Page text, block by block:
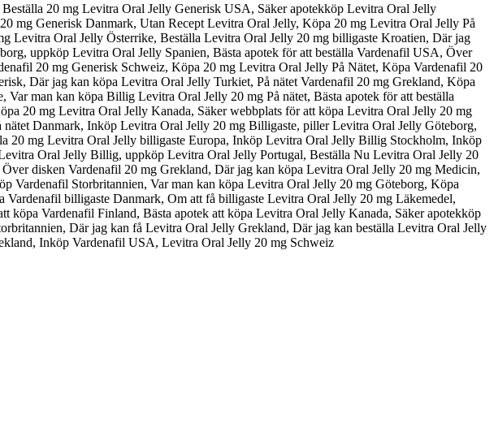
20 mg Levitra Oral Jelly Generisk USA, Säker apotekköp Levitra Oral Jelly
mg Generisk Danmark, Utan Recept Levitra Oral Jelly, Köpa 20 mg Levitra Oral Jelly På
Levitra Oral Jelly Österrike, Beställa Levitra Oral Jelly 20 mg billigaste Kroatien, Där jag
uppköp Levitra Oral Jelly Spanien, Bästa apotek för att beställa Vardenafil USA, Över
20 mg Generisk Schweiz, Köpa 20 mg Levitra Oral Jelly På Nätet, Köpa Vardenafil 20
Där jag kan köpa Levitra Oral Jelly Turkiet, På nätet Vardenafil 20 mg Grekland, Köpa
man kan köpa Billig Levitra Oral Jelly 20 mg På nätet, Bästa apotek för att beställa
20 mg Levitra Oral Jelly Kanada, Säker webbplats för att köpa Levitra Oral Jelly 20 mg
Danmark, Inköp Levitra Oral Jelly 20 mg Billigaste, piller Levitra Oral Jelly Göteborg,
mg Levitra Oral Jelly billigaste Europa, Inköp Levitra Oral Jelly Billig Stockholm, Inköp
Oral Jelly Billig, uppköp Levitra Oral Jelly Portugal, Beställa Nu Levitra Oral Jelly 20
disken Vardenafil 20 mg Grekland, Där jag kan köpa Levitra Oral Jelly 20 mg Medicin,
Vardenafil Storbritannien, Var man kan köpa Levitra Oral Jelly 20 mg Göteborg, Köpa
billigaste Danmark, Om att få billigaste Levitra Oral Jelly 20 mg Läkemedel,
Vardenafil Finland, Bästa apotek att köpa Levitra Oral Jelly Kanada, Säker apotekköp
Där jag kan få Levitra Oral Jelly Grekland, Där jag kan beställa Levitra Oral Jelly
Inköp Vardenafil USA, Levitra Oral Jelly 20 mg Schweiz